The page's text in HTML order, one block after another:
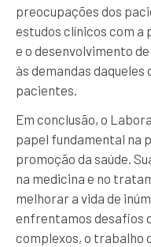
preocupações dos
estudos clínicos com
e o desenvolvimento
às demandas
pacientes.
Em conclusão, o
papel fundamental na
promoção da saúde.
na medicina e no
melhorar a vida de
enfrentamos desafios
complexos, o trabalho